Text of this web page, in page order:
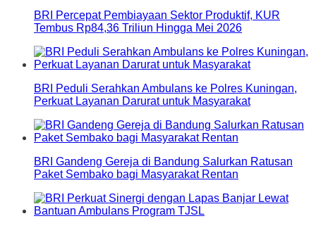
BRI Percepat Pembiayaan Sektor Produktif, KUR
Tembus Rp84,36 Triliun Hingga Mei 2026
BRI Peduli Serahkan Ambulans ke Polres Kuningan,
Perkuat Layanan Darurat untuk Masyarakat
BRI Gandeng Gereja di Bandung Salurkan Ratusan
Paket Sembako bagi Masyarakat Rentan